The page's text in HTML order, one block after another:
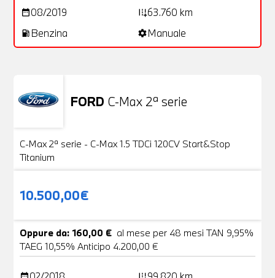
date_range08/2019 add_road63.760 km
local_gas_station Benzina settingsManuale
FORD C-Max 2ª serie
C-Max 2ª serie - C-Max 1.5 TDCi 120CV Start&Stop
Titanium
10.500,00€
Oppure da: 160,00 € al mese per 48 mesi TAN 9,95%
TAEG 10,55% Anticipo 4.200,00 €